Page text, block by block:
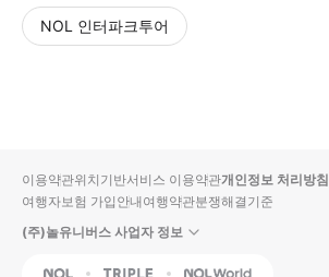
NOL 인터파크투어
입니
다.
순
상
이용약관위치기반서비스 이용약관개인정보 처리방침
여행자보험 가입안내여행약관분쟁해결기준
(주)놀유니버스 사업자 정보